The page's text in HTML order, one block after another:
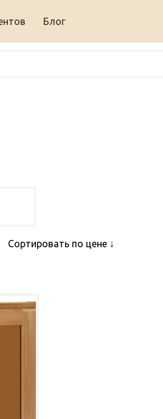
Блог
Сортировать по цене